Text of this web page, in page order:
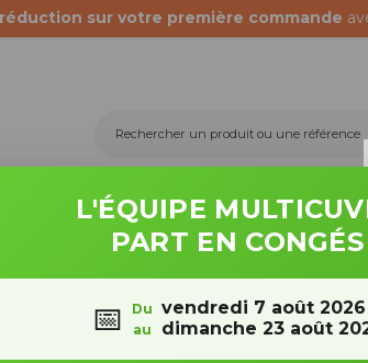
réduction sur votre première commande
Récupérateurs d'eau
Raccords S100X8 - Embout Rapide
L'ÉQUIPE
PART EN CONGÉS
📅 Du vendredi 7 août 2026
au dimanche 23 août